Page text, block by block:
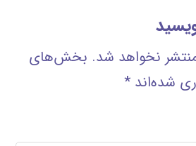
نخواهد شد. بخش‌های
شده‌اند*